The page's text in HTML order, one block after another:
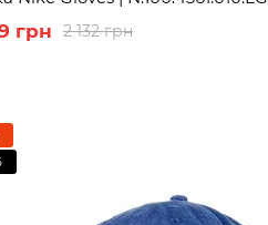
2 132 грн
грн